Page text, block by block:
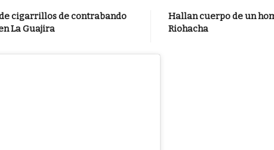
cigarrillos de contrabando
La Guajira
Hallan cuerpo de un
Riohacha